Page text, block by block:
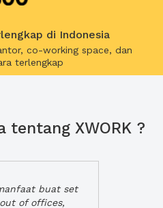
di Indonesia
co-working space, dan
terlengkap
tentang XWORK ?
buat set
of offices,